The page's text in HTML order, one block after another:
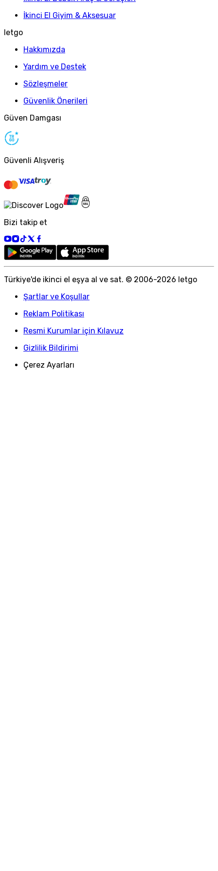
İkinci El Giyim & Aksesuar
letgo
Hakkımızda
Yardım ve Destek
Sözleşmeler
Güvenlik Önerileri
Güven Damgası
Güvenli Alışveriş
Bizi takip et
Türkiye'de ikinci el eşya al ve sat. © 2006-2026 letgo
Şartlar ve Koşullar
Reklam Politikası
Resmi Kurumlar için Kılavuz
Gizlilik Bildirimi
Çerez Ayarları